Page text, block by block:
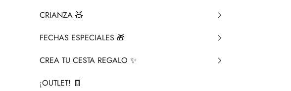
CRIANZA ​🧸​
FECHAS ESPECIALES 🎁
CREA TU CESTA REGALO ✨
¡OUTLET! 🧾